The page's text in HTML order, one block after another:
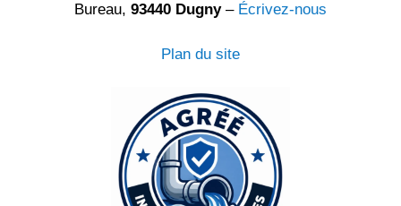
Bureau, 93440 Dugny– Écrivez-nous
Plan du site